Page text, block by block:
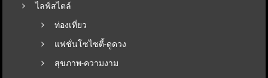
ไลฟ์สไตล์
ท่องเที่ยว
แฟชั่นโซไซตี้-ดูดวง
สุขภาพ-ความงาม